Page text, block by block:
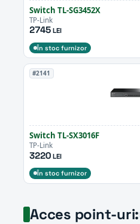
Switch TL-SG3452X
TP-Link
2745LEI
În stoc furnizor
#2141
Switch TL-SX3016F
TP-Link
3220LEI
În stoc furnizor
Acces point-uri: